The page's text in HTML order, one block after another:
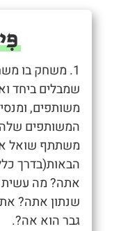
1. משחק בו
שמבלים ביחד
משותפים,
המשותפים
משתתף שואל
הבאות(בדרך
אתה? מה עשית
שנתון אתה?
גבר הוא אה?.